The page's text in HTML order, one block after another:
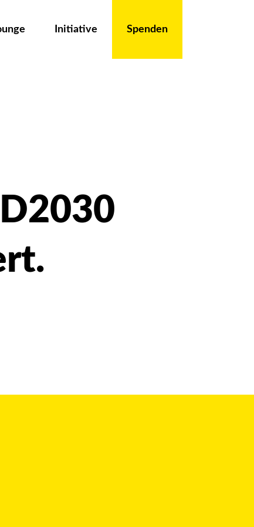
Initiative Spenden